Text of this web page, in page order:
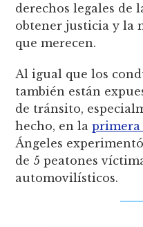
derechos legales de
obtener justicia y la
que merecen.
Al igual que los
también están
de tránsito,
hecho, en laprimera
Ángeles
de 5 peatones
automovilísticos.